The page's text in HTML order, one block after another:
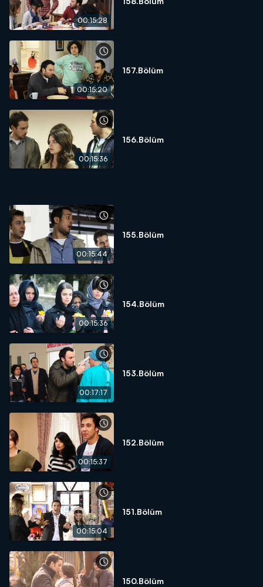
00:15:28
00:15:20
157.Bölüm
00:15:36
156.Bölüm
00:15:44
155.Bölüm
00:15:36
154.Bölüm
00:17:17
153.Bölüm
00:15:37
152.Bölüm
00:15:04
151.Bölüm
150.Bölüm